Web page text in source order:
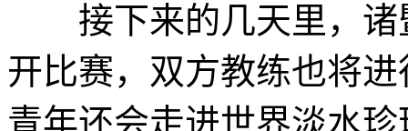
接下来的几天里，诸
开比赛，双方教练也将
青年还会走进世界淡水